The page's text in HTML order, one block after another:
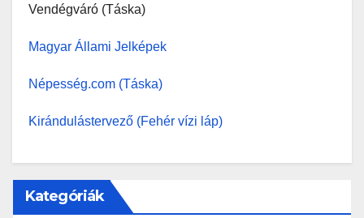
Vendégváró (Táska)
Magyar Állami Jelképek
Népesség.com (Táska)
Kirándulástervező (Fehér vízi láp)
Kategóriák